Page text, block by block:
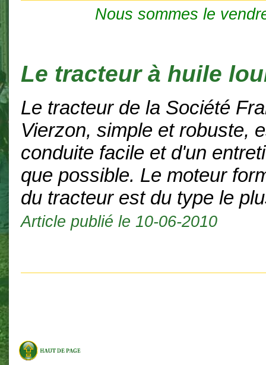
Nous sommes le
Le tracteur à huile
Le tracteur de la Société
Vierzon, simple et robuste,
conduite facile et d'un
que possible. Le moteur
du tracteur est du type le
Article publié le 10-06-2010